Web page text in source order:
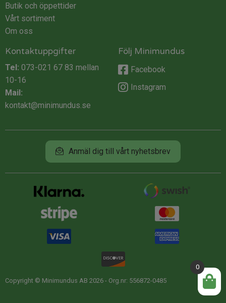
Butik och öppettider
Vårt sortiment
Om oss
Kontaktuppgifter
Tel: 073-021 67 83 mellan
10-16
Mail:
kontakt@minimundus.se
Följ Minimundus
Facebook
Instagram
Anmäl dig till vårt nyhetsbrev
Copyright © Minimundus AB 2026 - Org.nr: 556872-0485
0